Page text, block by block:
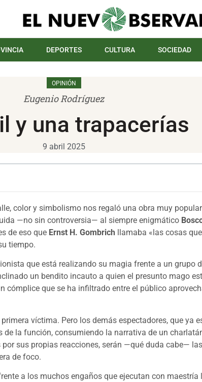
DEPORTES CULTURA SOCIEDAD
OPINIÓN
Eugenio Rodríguez
y una trapacerías
9 abril 2025
color y simbolismo nos regaló una obra muy
—no sin controversia— al siempre enigmático
de eso que Ernst H. Gombrich llamaba «las cosas
tiempo.
que está realizando su magia frente a un grupo
un bendito incauto a quien el presunto mago
cómplice que se ha infiltrado entre el público
víctima. Pero los demás espectadores, que ya
la función, consumiendo la narrativa de un
sus propias reacciones, serán —qué duda cabe—
de foco.
a los muchos engaños que ejecutan con maestría